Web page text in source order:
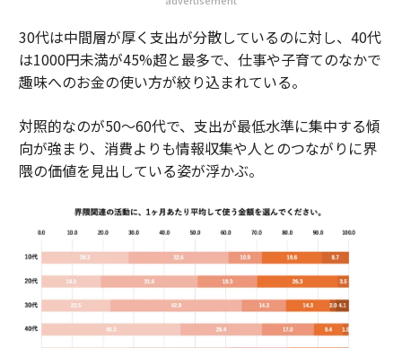
30代は中間層が厚く支出が分散しているのに対し、40代
は1000円未満が45%超と最多で、仕事や子育てのなかで
趣味へのお金の使い方が絞り込まれている。
対照的なのが50〜60代で、支出が最低水準に集中する傾
向が強まり、消費よりも情報収集や人とのつながりに界
隈の価値を見出している姿が浮かぶ。